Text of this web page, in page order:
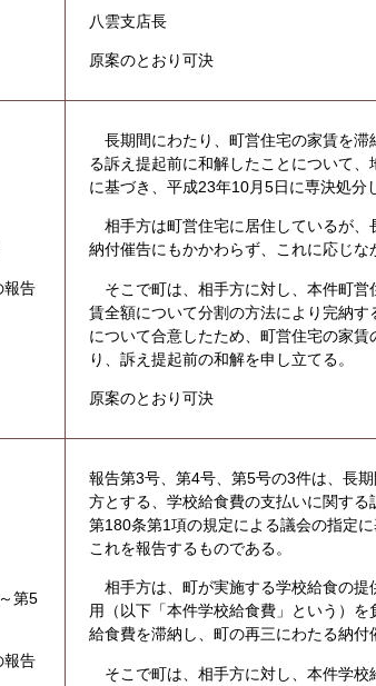
八雲支店長
原案のとおり可決
報告
長期間にわたり、町営住宅の家賃を滞
る訴え提起前に和解したことについて
に基づき、平成23年10月5日に専決処分
相手方は町営住宅に居住しているが、
納付催告にもかかわらず、これに応じな
そこで町は、相手方に対し、本件町営
賃全額について分割の方法により完納
について合意したため、町営住宅の家
り、訴え提起前の和解を申し立てる。
原案のとおり可決
第5
報告
報告第3号、第4号、第5号の3件は、長
方とする、学校給食費の支払いに関す
第180条第1項の規定による議会の指定
これを報告するものである。
相手方は、町が実施する学校給食の提
用（以下「本件学校給食費」という）
給食費を滞納し、町の再三にわたる納付
そこで町は、相手方に対し、本件学校